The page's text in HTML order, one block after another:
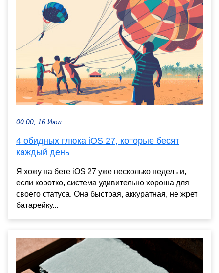
00:00, 16 Июл
4 обидных глюка iOS 27, которые бесят
каждый день
Я хожу на бете iOS 27 уже несколько недель и,
если коротко, система удивительно хороша для
своего статуса. Она быстрая, аккуратная, не жрет
батарейку...